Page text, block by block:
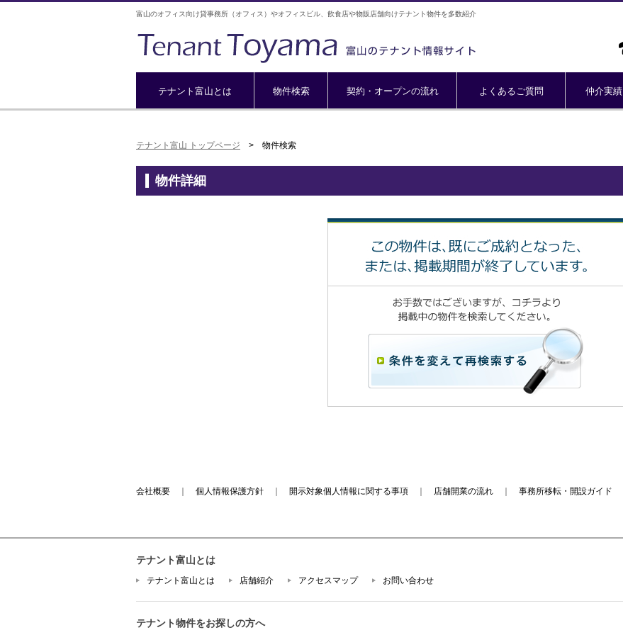
富山のオフィス向け貸事務所（オフィス）やオフィスビル、飲食店や物販店舗向けテナント物件を多数紹介
テナント富山とは 物件検索 契約・オープンの流れ よくあるご質問 仲介実績
テナント富山 トップページ > 物件検索
物件詳細
会社概要 個人情報保護方針 開示対象個人情報に関する事項 店舗開業の流れ 事務所移転・開設ガイド
テナント富山とは
テナント富山とは 店舗紹介 アクセスマップ お問い合わせ
テナント物件をお探しの方へ